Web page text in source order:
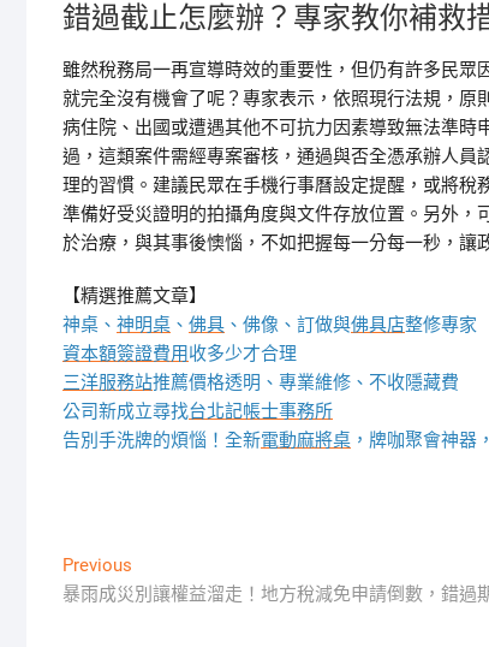
錯過截止怎麼辦？專家教你補救
雖然稅務局一再宣導時效的重要性，但仍有許多民
就完全沒有機會了呢？專家表示，依照現行法規，
病住院、出國或遭遇其他不可抗力因素導致無法準
過，這類案件需經專案審核，通過與否全憑承辦人
理的習慣。建議民眾在手機行事曆設定提醒，或將
準備好受災證明的拍攝角度與文件存放位置。另外
於治療，與其事後懊惱，不如把握每一分每一秒，讓
【精選推薦文章】
神桌、 神明桌 、 佛具 、佛像、訂做與佛具店整修專家
資本額簽證費用收多少才合理
三洋服務站推薦價格透明、專業維修、不收隱藏費
公司新成立尋找台北記帳士事務所
告別手洗牌的煩惱！全新電動麻將桌 ，牌咖聚會神器
文
章
Previous
post:
暴雨成災別讓權益溜走！地方稅減免申請倒數，錯過